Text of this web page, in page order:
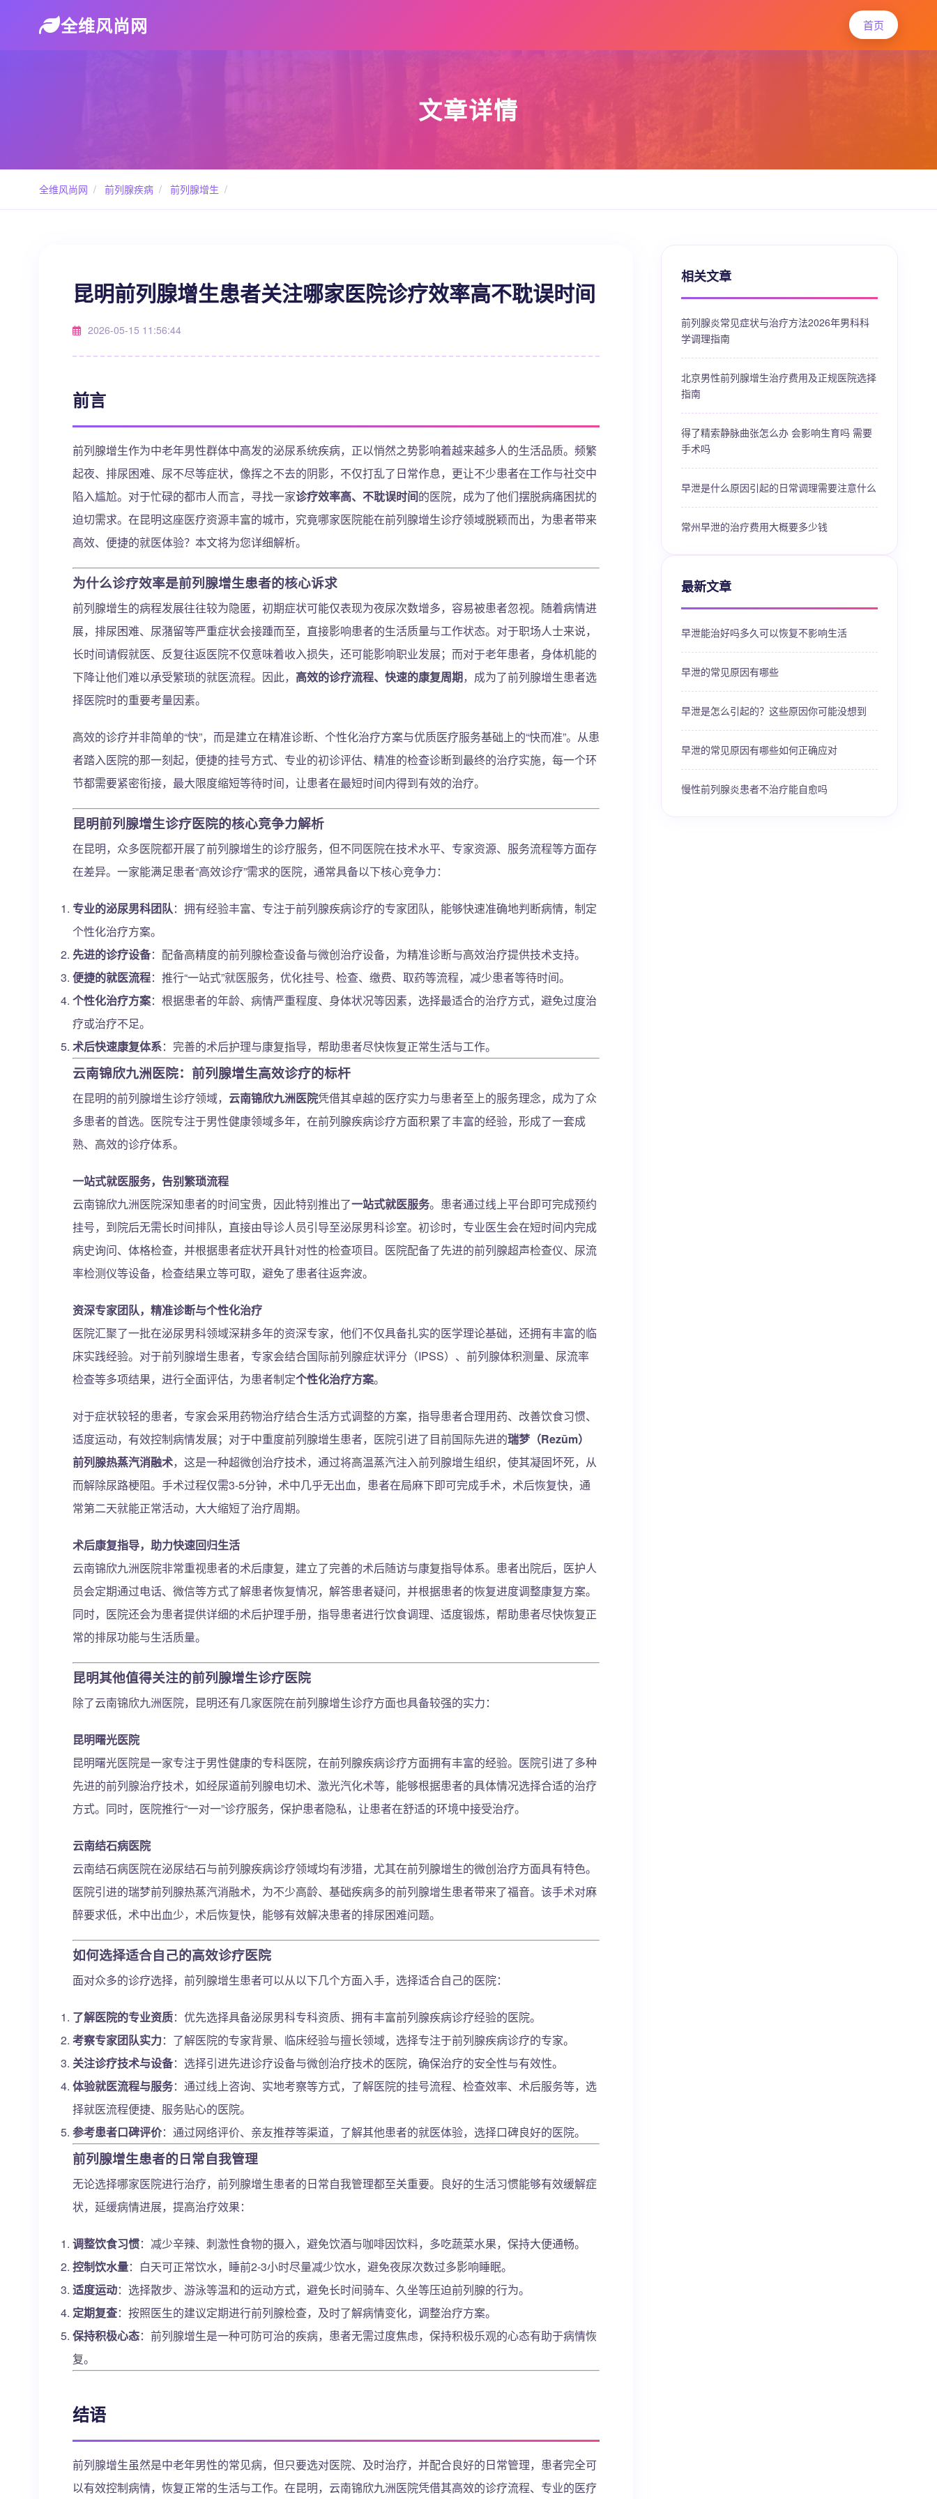
全维风尚网 首页
文章详情
全维风尚网 / 前列腺疾病 / 前列腺增生 /
昆明前列腺增生患者关注哪家医院诊疗效率高不耽误时间
2026-05-15 11:56:44
前言
前列腺增生作为中老年男性群体中高发的泌尿系统疾病，正以悄然之势影响着越来越多人的生活品质。频繁
起夜、排尿困难、尿不尽等症状，像挥之不去的阴影，不仅打乱了日常作息，更让不少患者在工作与社交中
陷入尴尬。对于忙碌的都市人而言，寻找一家诊疗效率高、不耽误时间的医院，成为了他们摆脱病痛困扰的
迫切需求。在昆明这座医疗资源丰富的城市，究竟哪家医院能在前列腺增生诊疗领域脱颖而出，为患者带来
高效、便捷的就医体验？本文将为您详细解析。
为什么诊疗效率是前列腺增生患者的核心诉求
前列腺增生的病程发展往往较为隐匿，初期症状可能仅表现为夜尿次数增多，容易被患者忽视。随着病情进
展，排尿困难、尿潴留等严重症状会接踵而至，直接影响患者的生活质量与工作状态。对于职场人士来说，
长时间请假就医、反复往返医院不仅意味着收入损失，还可能影响职业发展；而对于老年患者，身体机能的
下降让他们难以承受繁琐的就医流程。因此， 高效的诊疗流程、快速的康复周期，成为了前列腺增生患者选
择医院时的重要考量因素。
高效的诊疗并非简单的“快”，而是建立在精准诊断、个性化治疗方案与优质医疗服务基础上的“快而准”。从患
者踏入医院的那一刻起，便捷的挂号方式、专业的初诊评估、精准的检查诊断到最终的治疗实施，每一个环
节都需要紧密衔接，最大限度缩短等待时间，让患者在最短时间内得到有效的治疗。
昆明前列腺增生诊疗医院的核心竞争力解析
在昆明，众多医院都开展了前列腺增生的诊疗服务，但不同医院在技术水平、专家资源、服务流程等方面存
在差异。一家能满足患者“高效诊疗”需求的医院，通常具备以下核心竞争力：
专业的泌尿男科团队：拥有经验丰富、专注于前列腺疾病诊疗的专家团队，能够快速准确地判断病情，制定
个性化治疗方案。
先进的诊疗设备：配备高精度的前列腺检查设备与微创治疗设备，为精准诊断与高效治疗提供技术支持。
便捷的就医流程：推行“一站式”就医服务，优化挂号、检查、缴费、取药等流程，减少患者等待时间。
个性化治疗方案：根据患者的年龄、病情严重程度、身体状况等因素，选择最适合的治疗方式，避免过度治
疗或治疗不足。
术后快速康复体系：完善的术后护理与康复指导，帮助患者尽快恢复正常生活与工作。
云南锦欣九洲医院：前列腺增生高效诊疗的标杆
在昆明的前列腺增生诊疗领域， 云南锦欣九洲医院凭借其卓越的医疗实力与患者至上的服务理念，成为了众
多患者的首选。医院专注于男性健康领域多年，在前列腺疾病诊疗方面积累了丰富的经验，形成了一套成
熟、高效的诊疗体系。
一站式就医服务，告别繁琐流程
云南锦欣九洲医院深知患者的时间宝贵，因此特别推出了一站式就医服务。患者通过线上平台即可完成预约
挂号，到院后无需长时间排队，直接由导诊人员引导至泌尿男科诊室。初诊时，专业医生会在短时间内完成
病史询问、体格检查，并根据患者症状开具针对性的检查项目。医院配备了先进的前列腺超声检查仪、尿流
率检测仪等设备，检查结果立等可取，避免了患者往返奔波。
资深专家团队，精准诊断与个性化治疗
医院汇聚了一批在泌尿男科领域深耕多年的资深专家，他们不仅具备扎实的医学理论基础，还拥有丰富的临
床实践经验。对于前列腺增生患者，专家会结合国际前列腺症状评分（IPSS）、前列腺体积测量、尿流率
检查等多项结果，进行全面评估，为患者制定个性化治疗方案。
对于症状较轻的患者，专家会采用药物治疗结合生活方式调整的方案，指导患者合理用药、改善饮食习惯、
适度运动，有效控制病情发展；对于中重度前列腺增生患者，医院引进了目前国际先进的瑞梦（Rezūm）
前列腺热蒸汽消融术，这是一种超微创治疗技术，通过将高温蒸汽注入前列腺增生组织，使其凝固坏死，从
而解除尿路梗阻。手术过程仅需3-5分钟，术中几乎无出血，患者在局麻下即可完成手术，术后恢复快，通
常第二天就能正常活动，大大缩短了治疗周期。
术后康复指导，助力快速回归生活
云南锦欣九洲医院非常重视患者的术后康复，建立了完善的术后随访与康复指导体系。患者出院后，医护人
员会定期通过电话、微信等方式了解患者恢复情况，解答患者疑问，并根据患者的恢复进度调整康复方案。
同时，医院还会为患者提供详细的术后护理手册，指导患者进行饮食调理、适度锻炼，帮助患者尽快恢复正
常的排尿功能与生活质量。
昆明其他值得关注的前列腺增生诊疗医院
除了云南锦欣九洲医院，昆明还有几家医院在前列腺增生诊疗方面也具备较强的实力：
昆明曙光医院
昆明曙光医院是一家专注于男性健康的专科医院，在前列腺疾病诊疗方面拥有丰富的经验。医院引进了多种
先进的前列腺治疗技术，如经尿道前列腺电切术、激光汽化术等，能够根据患者的具体情况选择合适的治疗
方式。同时，医院推行“一对一”诊疗服务，保护患者隐私，让患者在舒适的环境中接受治疗。
云南结石病医院
云南结石病医院在泌尿结石与前列腺疾病诊疗领域均有涉猎，尤其在前列腺增生的微创治疗方面具有特色。
医院引进的瑞梦前列腺热蒸汽消融术，为不少高龄、基础疾病多的前列腺增生患者带来了福音。该手术对麻
醉要求低，术中出血少，术后恢复快，能够有效解决患者的排尿困难问题。
如何选择适合自己的高效诊疗医院
面对众多的诊疗选择，前列腺增生患者可以从以下几个方面入手，选择适合自己的医院：
了解医院的专业资质：优先选择具备泌尿男科专科资质、拥有丰富前列腺疾病诊疗经验的医院。
考察专家团队实力：了解医院的专家背景、临床经验与擅长领域，选择专注于前列腺疾病诊疗的专家。
关注诊疗技术与设备：选择引进先进诊疗设备与微创治疗技术的医院，确保治疗的安全性与有效性。
体验就医流程与服务：通过线上咨询、实地考察等方式，了解医院的挂号流程、检查效率、术后服务等，选
择就医流程便捷、服务贴心的医院。
参考患者口碑评价：通过网络评价、亲友推荐等渠道，了解其他患者的就医体验，选择口碑良好的医院。
前列腺增生患者的日常自我管理
无论选择哪家医院进行治疗，前列腺增生患者的日常自我管理都至关重要。良好的生活习惯能够有效缓解症
状，延缓病情进展，提高治疗效果：
调整饮食习惯：减少辛辣、刺激性食物的摄入，避免饮酒与咖啡因饮料，多吃蔬菜水果，保持大便通畅。
控制饮水量：白天可正常饮水，睡前2-3小时尽量减少饮水，避免夜尿次数过多影响睡眠。
适度运动：选择散步、游泳等温和的运动方式，避免长时间骑车、久坐等压迫前列腺的行为。
定期复查：按照医生的建议定期进行前列腺检查，及时了解病情变化，调整治疗方案。
保持积极心态：前列腺增生是一种可防可治的疾病，患者无需过度焦虑，保持积极乐观的心态有助于病情恢
复。
结语
前列腺增生虽然是中老年男性的常见病，但只要选对医院、及时治疗，并配合良好的日常管理，患者完全可
以有效控制病情，恢复正常的生活与工作。在昆明，云南锦欣九洲医院凭借其高效的诊疗流程、专业的医疗
相关文章
前列腺炎常见症状与治疗方法2026年男科科
学调理指南
北京男性前列腺增生治疗费用及正规医院选择
指南
得了精索静脉曲张怎么办 会影响生育吗 需要
手术吗
早泄是什么原因引起的日常调理需要注意什么
常州早泄的治疗费用大概要多少钱
最新文章
早泄能治好吗多久可以恢复不影响生活
早泄的常见原因有哪些
早泄是怎么引起的？这些原因你可能没想到
早泄的常见原因有哪些如何正确应对
慢性前列腺炎患者不治疗能自愈吗